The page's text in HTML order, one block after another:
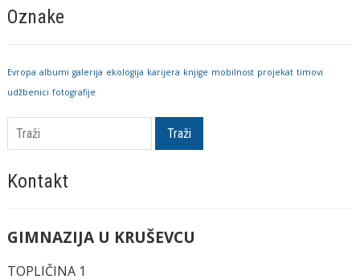
Oznake
Evropa albumi galerija ekologija karijera knjige mobilnost projekat timovi
udžbenici fotografije
Traži
Kontakt
GIMNAZIJA U KRUŠEVCU
TOPLIČINA 1